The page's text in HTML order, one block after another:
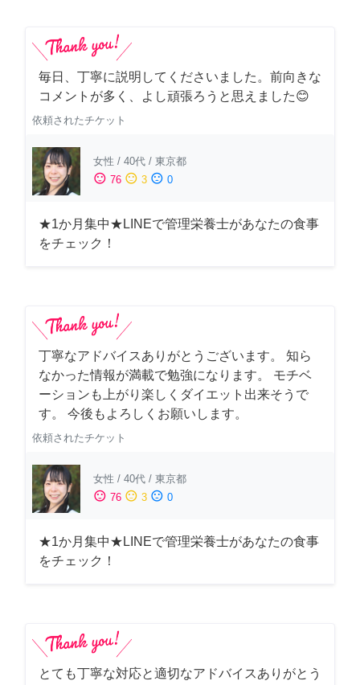
毎日、丁寧に説明してくださいました。前向きな
コメントが多く、よし頑張ろうと思えました😊
依頼されたチケット
女性 / 40代 / 東京都
sentiment_satisfied 76 sentiment_neutral 3 sentiment_dissatisfied 0
★1か月集中★LINEで管理栄養士があなたの食事
をチェック！
丁寧なアドバイスありがとうございます。 知ら
なかった情報が満載で勉強になります。 モチベ
ーションも上がり楽しくダイエット出来そうで
す。 今後もよろしくお願いします。
依頼されたチケット
女性 / 40代 / 東京都
sentiment_satisfied 76 sentiment_neutral 3 sentiment_dissatisfied 0
★1か月集中★LINEで管理栄養士があなたの食事
をチェック！
とても丁寧な対応と適切なアドバイスありがとう